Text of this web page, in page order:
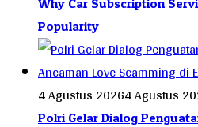
Why Car Subscription
Popularity
4 Agustus 20264 Agustus
Polri Gelar Dialog